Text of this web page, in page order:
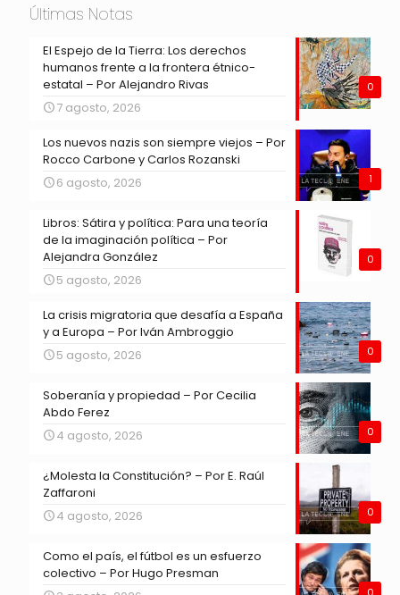
Últimas Notas
0
El Espejo de la Tierra: Los derechos
humanos frente a la frontera étnico-
estatal – Por Alejandro Rivas
7 agosto, 2026
1
Los nuevos nazis son siempre viejos – Por
Rocco Carbone y Carlos Rozanski
6 agosto, 2026
0
Libros: Sátira y política: Para una teoría
de la imaginación política – Por
Alejandra González
5 agosto, 2026
0
La crisis migratoria que desafía a España
y a Europa – Por Iván Ambroggio
5 agosto, 2026
0
Soberanía y propiedad – Por Cecilia
Abdo Ferez
4 agosto, 2026
0
¿Molesta la Constitución? – Por E. Raúl
Zaffaroni
4 agosto, 2026
Como el país, el fútbol es un esfuerzo
colectivo – Por Hugo Presman